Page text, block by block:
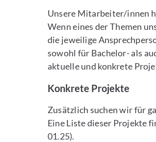
Unsere Mitarbeiter/innen
Wenn eines der Themen
die jeweilige
sowohl für Bachelor- als
aktuelle und konkrete
Konkrete Projekte
Zusätzlich suchen wir für
Eine Liste dieser Projekte
01.25).